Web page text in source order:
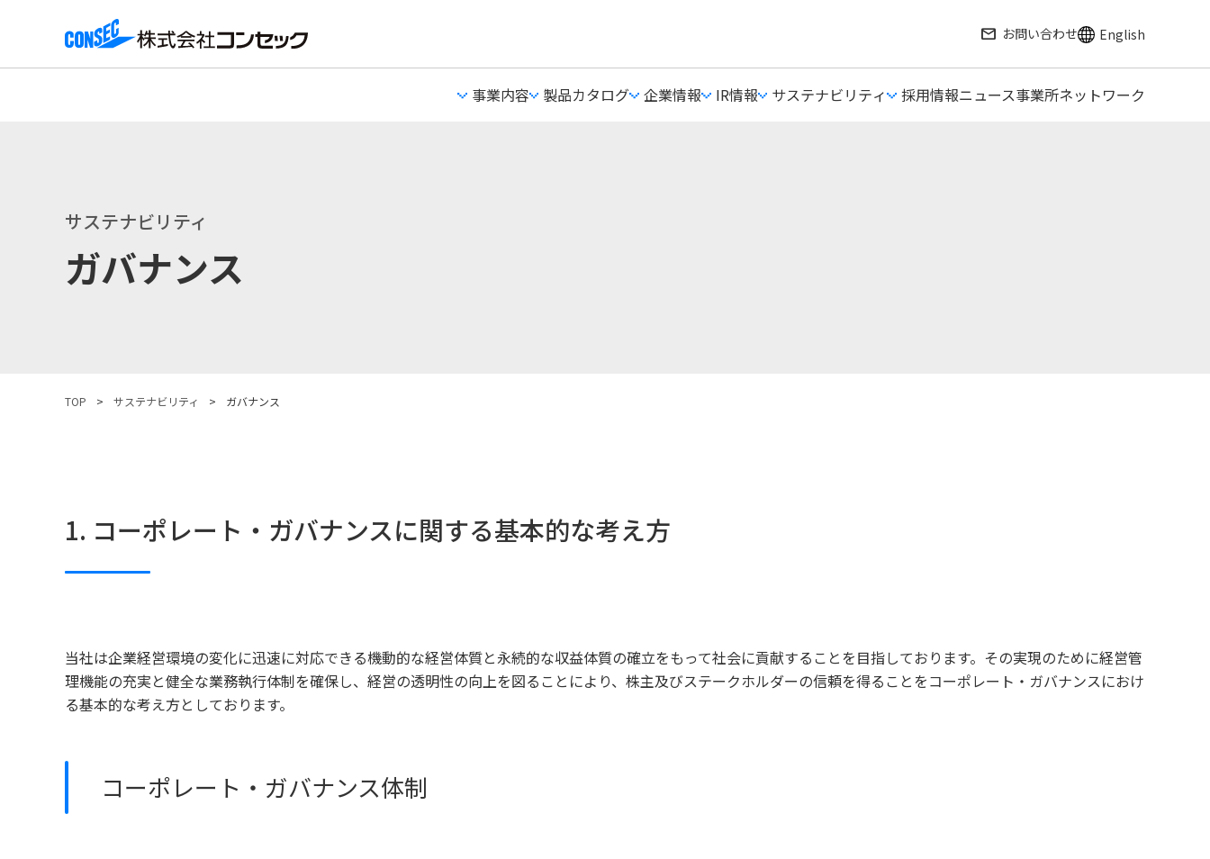
mail お問い合わせ English
事業内容 製品カタログ 企業情報 IR情報 サステナビリティ 採用情報ニュース事業所ネットワーク
サステナビリティ
ガバナンス
TOP サステナビリティ ガバナンス
1. コーポレート・ガバナンスに関する基本的な考え方
当社は企業経営環境の変化に迅速に対応できる機動的な経営体質と永続的な収益体質の確立をもって社会に貢献することを目指しております。その実現のために経営管
理機能の充実と健全な業務執行体制を確保し、経営の透明性の向上を図ることにより、株主及びステークホルダーの信頼を得ることをコーポレート・ガバナンスにおけ
る基本的な考え方としております。
コーポレート・ガバナンス体制